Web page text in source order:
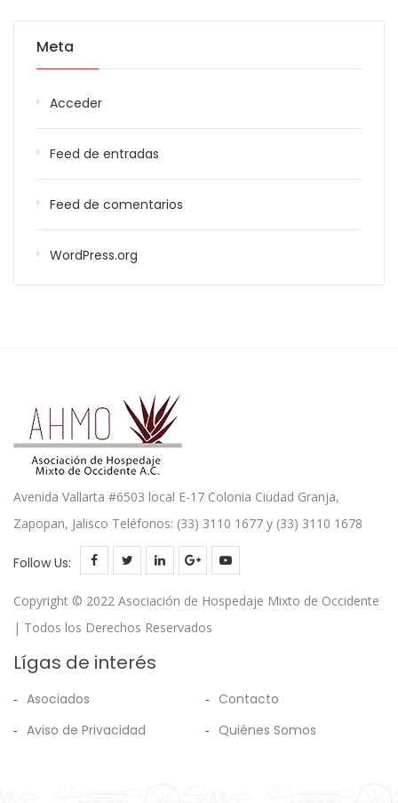
Meta
Acceder
Feed de entradas
Feed de comentarios
WordPress.org
Avenida Vallarta #6503 local E-17 Colonia Ciudad Granja,
Zapopan, Jalisco Teléfonos: (33) 3110 1677 y (33) 3110 1678
Follow Us:
Copyright © 2022 Asociación de Hospedaje Mixto de Occidente
| Todos los Derechos Reservados
Lígas de interés
Asociados
Aviso de Privacidad
Contacto
Quiénes Somos